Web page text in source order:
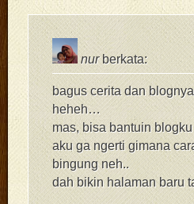
nur berkata:
bagus cerita dan
heheh…
mas, bisa bantuin
aku ga ngerti gimana
bingung neh..
dah bikin halaman baru